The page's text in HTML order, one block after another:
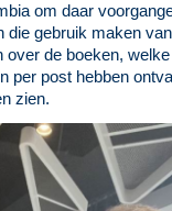
om daar
die gebruik maken
over de boeken,
per post hebben
zien.